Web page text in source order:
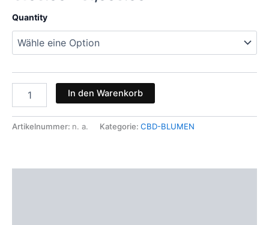
Quantity
In den Warenkorb
Artikelnummer: n. a. Kategorie: CBD-BLUMEN